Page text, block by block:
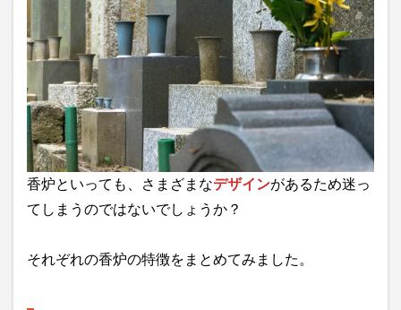
香炉といっても、さまざまなデザインがあるため迷っ
てしまうのではないでしょうか？
それぞれの香炉の特徴をまとめてみました。